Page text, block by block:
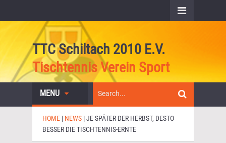
TTC Schiltach 2010 E.V.
Tischtennis Verein Sport
MENU
HOME | NEWS |JE SPÄTER DER HERBST, DESTO
BESSER DIE TISCHTENNIS-ERNTE